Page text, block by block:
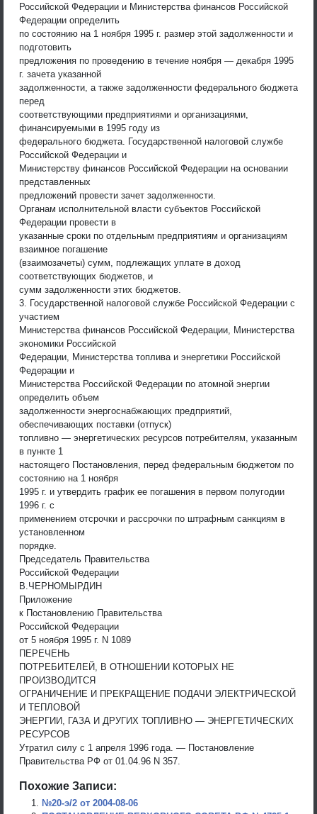
Российской Федерации и Министерства финансов Российской
Федерации определить
по состоянию на 1 ноября 1995 г. размер этой задолженности и
подготовить
предложения по проведению в течение ноября — декабря 1995
г. зачета указанной
задолженности, а также задолженности федерального бюджета
перед
соответствующими предприятиями и организациями,
финансируемыми в 1995 году из
федерального бюджета. Государственной налоговой службе
Российской Федерации и
Министерству финансов Российской Федерации на основании
представленных
предложений провести зачет задолженности.
Органам исполнительной власти субъектов Российской
Федерации провести в
указанные сроки по отдельным предприятиям и организациям
взаимное погашение
(взаимозачеты) сумм, подлежащих уплате в доход
соответствующих бюджетов, и
сумм задолженности этих бюджетов.
3. Государственной налоговой службе Российской Федерации с
участием
Министерства финансов Российской Федерации, Министерства
экономики Российской
Федерации, Министерства топлива и энергетики Российской
Федерации и
Министерства Российской Федерации по атомной энергии
определить объем
задолженности энергоснабжающих предприятий,
обеспечивающих поставки (отпуск)
топливно — энергетических ресурсов потребителям, указанным
в пункте 1
настоящего Постановления, перед федеральным бюджетом по
состоянию на 1 ноября
1995 г. и утвердить график ее погашения в первом полугодии
1996 г. с
применением отсрочки и рассрочки по штрафным санкциям в
установленном
порядке.
Председатель Правительства
Российской Федерации
В.ЧЕРНОМЫРДИН
Приложение
к Постановлению Правительства
Российской Федерации
от 5 ноября 1995 г. N 1089
ПЕРЕЧЕНЬ
ПОТРЕБИТЕЛЕЙ, В ОТНОШЕНИИ КОТОРЫХ НЕ
ПРОИЗВОДИТСЯ
ОГРАНИЧЕНИЕ И ПРЕКРАЩЕНИЕ ПОДАЧИ ЭЛЕКТРИЧЕСКОЙ
И ТЕПЛОВОЙ
ЭНЕРГИИ, ГАЗА И ДРУГИХ ТОПЛИВНО — ЭНЕРГЕТИЧЕСКИХ
РЕСУРСОВ
Утратил силу с 1 апреля 1996 года. — Постановление
Правительства РФ от 01.04.96 N 357.
Похожие Записи:
№20-э/2 от 2004-08-06